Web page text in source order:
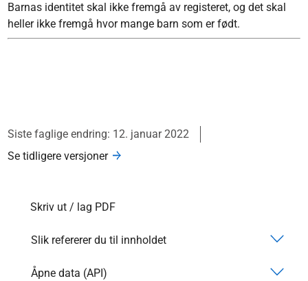
Barnas identitet skal ikke fremgå av registeret, og det skal
heller ikke fremgå hvor mange barn som er født.
Siste faglige endring: 12. januar 2022
Se tidligere versjoner
Skriv ut / lag PDF
Slik refererer du til innholdet
Åpne data (API)